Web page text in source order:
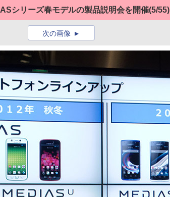
シリーズ春モデルの製品説明会を開催(5/55)
次の画像